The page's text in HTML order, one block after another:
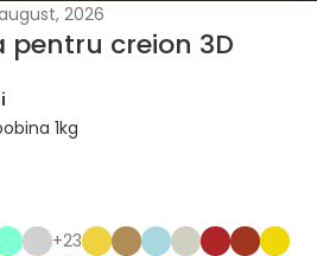
2026
pentru creion 3D
+23